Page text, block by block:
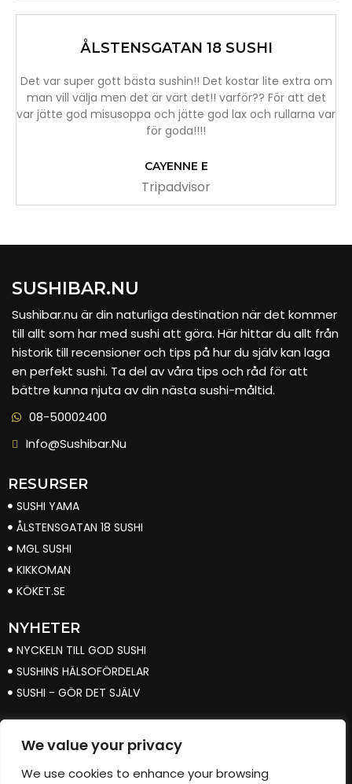
We value your privacy
We use cookies to enhance your browsing
ÅLSTENSGATAN 18 SUSHI
Det var super gott bästa sushin!! Det kostar lite extra om
man vill välja men det är värt det!! varför?? För att det
var jätte god misusoppa och jätte god lax och rullarna var
för goda!!!!
CAYENNE E
Tripadvisor
SUSHIBAR.NU
Sushibar.nu är din naturliga destination när det kommer
till allt som har med sushi att göra. Här hittar du allt från
historik till recensioner och tips på hur du själv kan laga
en perfekt sushi. Ta del av våra tips och råd för att
bättre kunna njuta av din nästa sushi-måltid.
08-50002400
Info@sushibar.nu
RESURSER
SUSHI YAMA
ÅLSTENSGATAN 18 SUSHI
MGL SUSHI
KIKKOMAN
KÖKET.SE
NYHETER
NYCKELN TILL GOD SUSHI
SUSHINS HÄLSOFÖRDELAR
SUSHI - GÖR DET SJÄLV
OM OSS
INTEGRITETSPOLICY